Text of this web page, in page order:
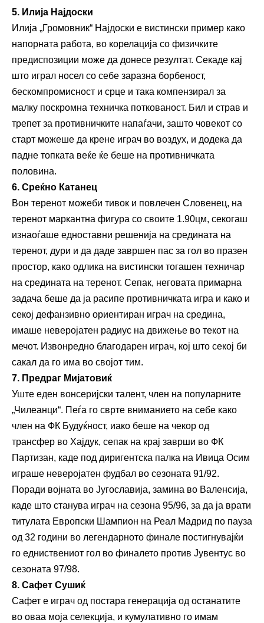
5. Илија Најдоски
Илија „Громовник“ Најдоски е вистински пример како
напорната работа, во корелација со физичките
предиспозиции може да донесе резултат. Секаде кај
што играл носел со себе заразна борбеност,
бескомпромисност и срце и така компензирал за
малку поскромна техничка поткованост. Бил и страв и
трепет за противничките напаѓачи, зашто човекот со
старт можеше да крене играч во воздух, и додека да
падне топката веќе ќе беше на противничката
половина.
6. Среќно Катанец
Вон теренот можеби тивок и повлечен Словенец, на
теренот маркантна фигура со своите 1.90цм, секогаш
изнаоѓаше едноставни решенија на средината на
теренот, дури и да даде завршен пас за гол во празен
простор, како одлика на вистински тогашен техничар
на средината на теренот. Сепак, неговата примарна
задача беше да ја расипе противничката игра и како и
секој дефанзивно ориентиран играч на средина,
имаше неверојатен радиус на движење во текот на
мечот. Извонредно благодарен играч, кој што секој би
сакал да го има во својот тим.
7. Предраг Мијатовиќ
Уште еден вонсеријски талент, член на популарните
„Чилеанци“. Пеѓа го сврте вниманието на себе како
член на ФК Будуќност, иако беше на чекор од
трансфер во Хајдук, сепак на крај заврши во ФК
Партизан, каде под диригентска палка на Ивица Осим
играше неверојатен фудбал во сезоната 91/92.
Поради војната во Југославија, замина во Валенсија,
каде што станува играч на сезона 95/96, за да ја врати
титулата Европски Шампион на Реал Мадрид по пауза
од 32 години во легендарното финале постигнувајќи
го едниствениот гол во финалето против Јувентус во
сезоната 97/98.
8. Сафет Сушиќ
Сафет е играч од постара генерација од останатите
во оваа моја селекција, и кумулативно го имам